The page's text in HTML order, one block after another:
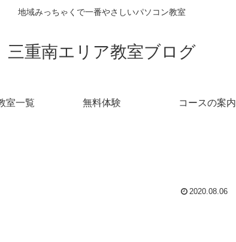
地域みっちゃくで一番やさしいパソコン教室
三重南エリア教室ブログ
室一覧 無料体験 コースの案内
2020.08.06